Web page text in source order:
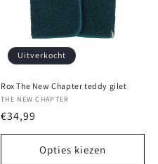
Uitverkocht
Rox The New Chapter teddy gilet
Verkoper:
THE NEW CHAPTER
Normale
prijs
€34,99
Opties kiezen